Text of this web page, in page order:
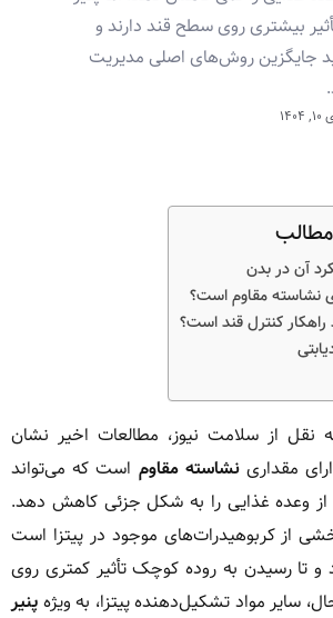
بیشتری روی سطح قند دارند و
جایگزین روش‌های اصلی مدیریت
آن در بدن
نشاسته مقاوم است؟
کنترل قند است؟
نقل از سلامت نیوز، مطالعات اخیر نشان
مقدارینشاسته مقاوم است که می‌تواند
وعده غذایی را به شکل جزئی کاهش دهد.
از کربوهیدرات‌های موجود در پیتزا است
تا رسیدن به روده کوچک تأثیر کمتری روی
سایر مواد تشکیل‌دهنده پیتزا، به ویژه پنیر